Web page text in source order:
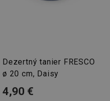
Dezertný tanier FRESCO
ø 20 cm, Daisy
4,90 €